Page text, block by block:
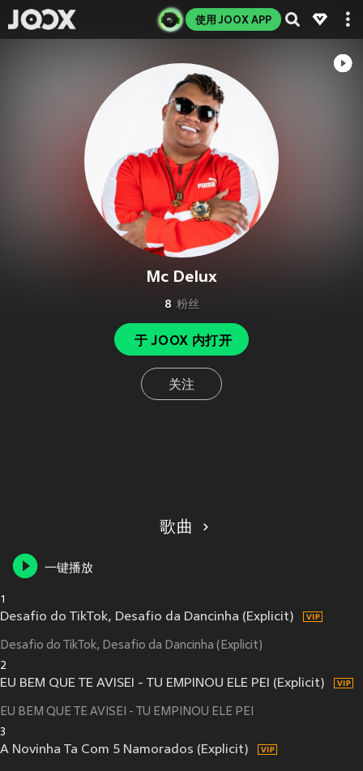
使用 JOOX APP
Mc Delux
8 粉丝
于 JOOX 内打开
关注
歌曲
一键播放
1
Desafio do TikTok, Desafio da Dancinha (Explicit)
Desafio do TikTok, Desafio da Dancinha (Explicit)
2
EU BEM QUE TE AVISEI - TU EMPINOU ELE PEI (Explicit)
EU BEM QUE TE AVISEI - TU EMPINOU ELE PEI
3
A Novinha Ta Com 5 Namorados (Explicit)